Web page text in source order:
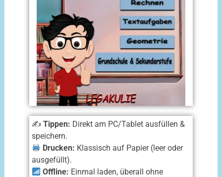
✍️ Tippen: Direkt am PC/Tablet ausfüllen &
speichern.
Drucken: Klassisch auf Papier (leer oder
ausgefüllt).
Offline: Einmal laden, überall ohne